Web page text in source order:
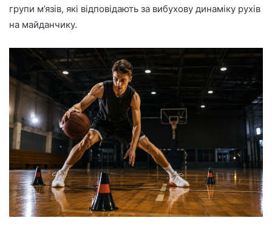
групи м’язів, які відповідають за вибухову динаміку рухів
на майданчику.